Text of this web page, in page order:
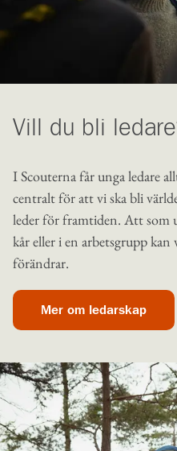
Vill du bli
I Scouterna får unga ledare
centralt för att vi ska bli
leder för framtiden. Att som
kår eller i en arbetsgrupp
förändrar.
Mer om ledarskap